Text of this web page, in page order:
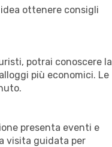
ottenere consigli
potrai conoscere la
più economici. Le
presenta eventi e
visita guidata per